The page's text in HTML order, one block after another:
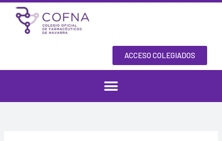
Skip
content
ACCESO COLEGIADOS